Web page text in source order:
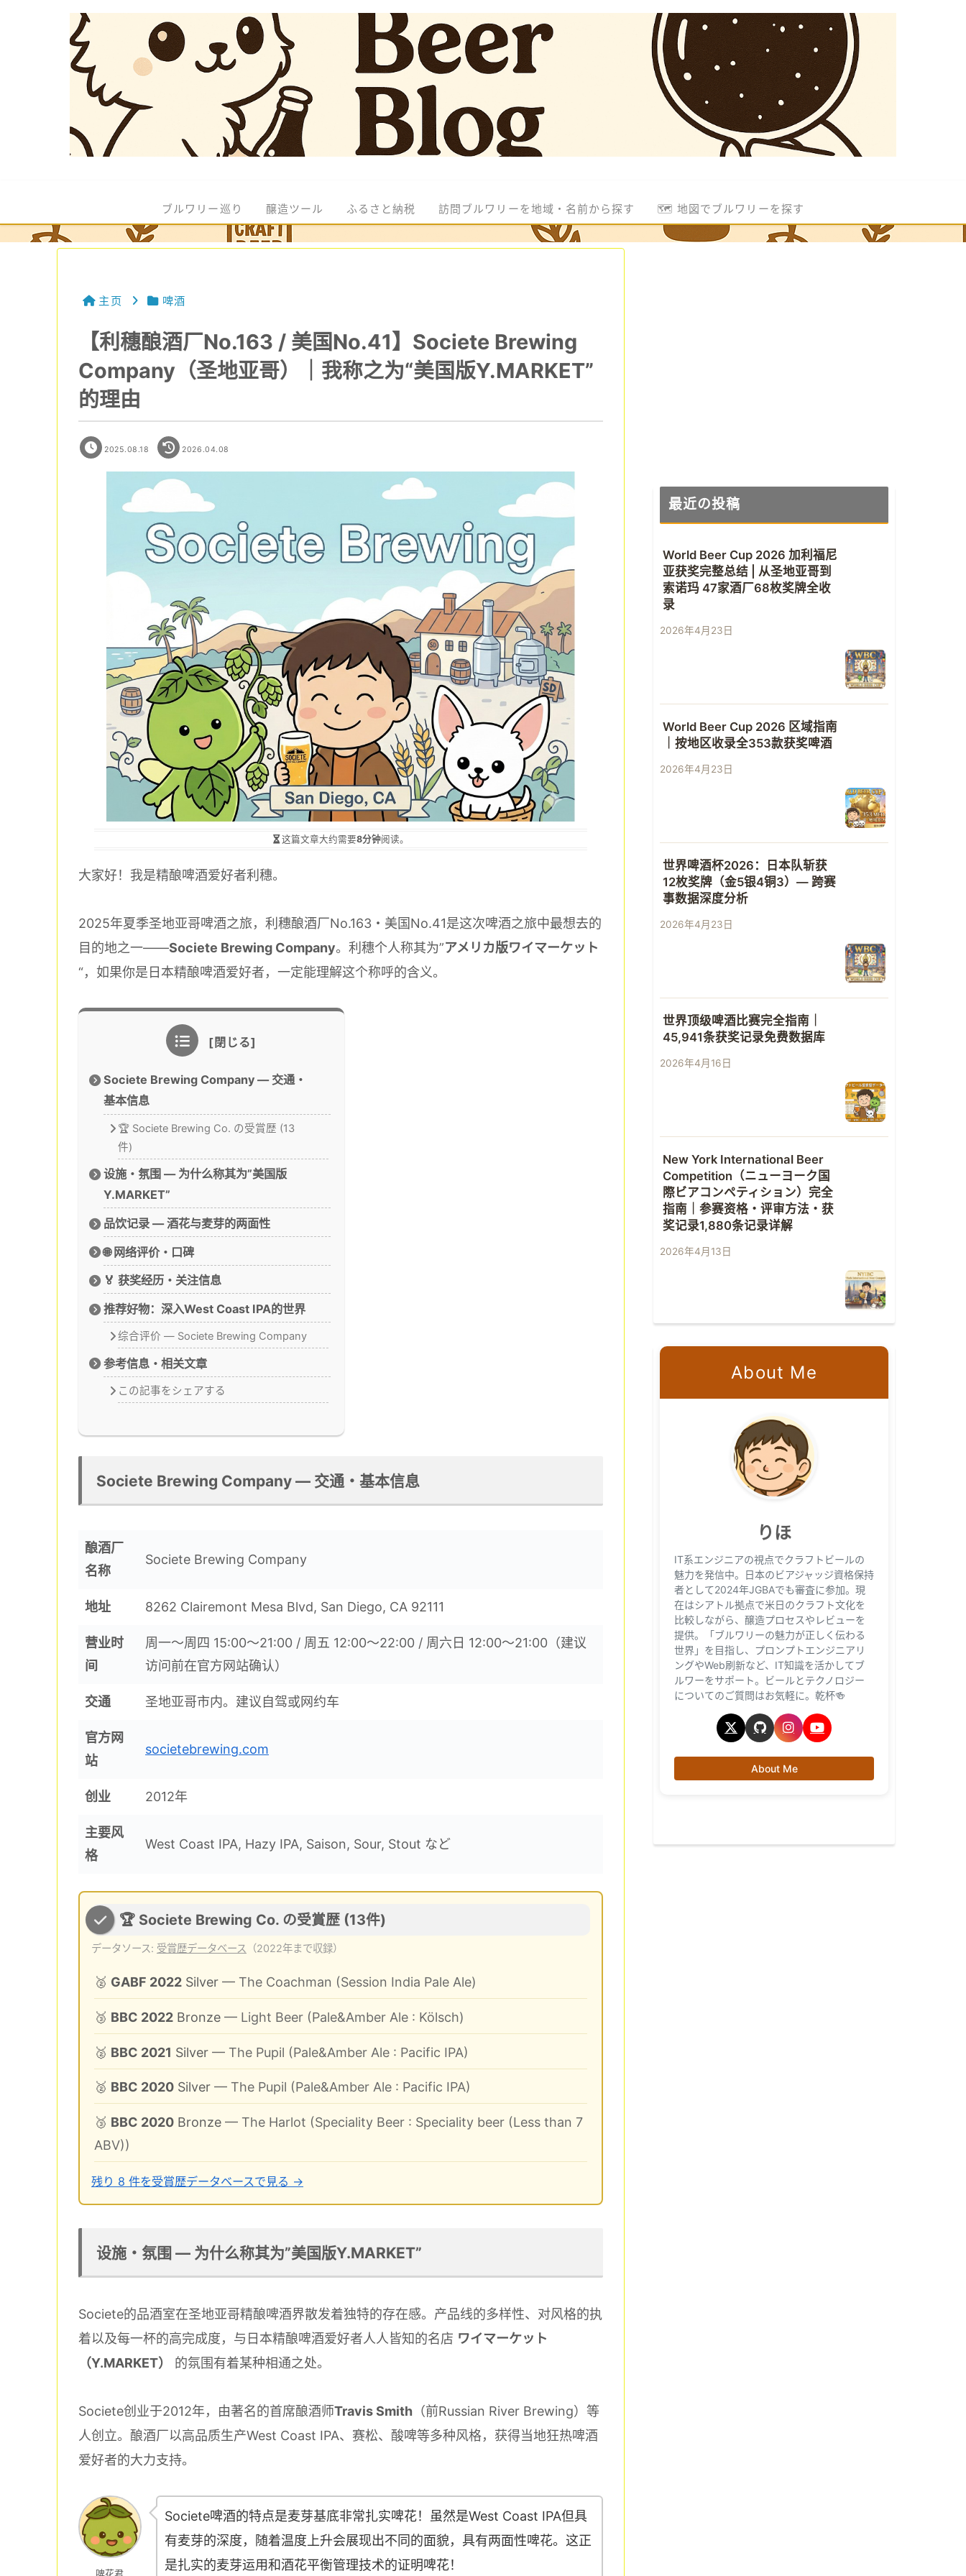
ブルワリー巡り 醸造ツール ふるさと納税 訪問ブルワリーを地域・名前から探す 🗺️ 地図でブルワリーを探す
主页 啤酒
【利穗酿酒厂No.163 / 美国No.41】Societe Brewing
Company（圣地亚哥）｜我称之为“美国版Y.MARKET”
的理由
2025.08.18 2026.04.08
这篇文章大约需要8分钟阅读。
大家好！我是精酿啤酒爱好者利穗。
2025年夏季圣地亚哥啤酒之旅，利穗酿酒厂No.163・美国No.41是这次啤酒之旅中最想去的
目的地之一——Societe Brewing Company。利穗个人称其为”アメリカ版ワイマーケット
“，如果你是日本精酿啤酒爱好者，一定能理解这个称呼的含义。
Societe Brewing Company ― 交通・
基本信息
🏆 Societe Brewing Co. の受賞歴 (13
件)
设施・氛围 ― 为什么称其为”美国版
Y.MARKET”
品饮记录 ― 酒花与麦芽的两面性
🌐 网络评价・口碑
🏅 获奖经历・关注信息
推荐好物：深入West Coast IPA的世界
综合评价 ― Societe Brewing Company
参考信息・相关文章
この記事をシェアする
Societe Brewing Company ― 交通・基本信息
酿酒厂
名称
Societe Brewing Company
地址 8262 Clairemont Mesa Blvd, San Diego, CA 92111
营业时
间
周一〜周四 15:00〜21:00 / 周五 12:00〜22:00 / 周六日 12:00〜21:00（建议
访问前在官方网站确认）
交通 圣地亚哥市内。建议自驾或网约车
官方网
站
societebrewing.com
创业 2012年
主要风
格
West Coast IPA, Hazy IPA, Saison, Sour, Stout など
🏆 Societe Brewing Co. の受賞歴 (13件)
データソース: 受賞歴データベース （2022年まで収録）
🥈 GABF 2022Silver — The Coachman (Session India Pale Ale)
🥉 BBC 2022Bronze — Light Beer (Pale&Amber Ale : Kölsch)
🥈 BBC 2021 Silver — The Pupil (Pale&Amber Ale : Pacific IPA)
🥈 BBC 2020Silver — The Pupil (Pale&Amber Ale : Pacific IPA)
🥉 BBC 2020Bronze — The Harlot (Speciality Beer : Speciality beer (Less than 7
ABV))
残り 8 件を受賞歴データベースで見る →
设施・氛围 ― 为什么称其为”美国版Y.MARKET”
Societe的品酒室在圣地亚哥精酿啤酒界散发着独特的存在感。产品线的多样性、对风格的执
着以及每一杯的高完成度，与日本精酿啤酒爱好者人人皆知的名店 ワイマーケット
（Y.MARKET）
的氛围有着某种相通之处。
Societe创业于2012年，由著名的首席酿酒师Travis Smith （前Russian River Brewing）等
人创立。酿酒厂以高品质生产West Coast IPA、赛松、酸啤等多种风格，获得当地狂热啤酒
爱好者的大力支持。
啤花君
Societe啤酒的特点是麦芽基底非常扎实啤花！虽然是West Coast IPA但具
有麦芽的深度，随着温度上升会展现出不同的面貌，具有两面性啤花。这正
是扎实的麦芽运用和酒花平衡管理技术的证明啤花！
最近の投稿
World Beer Cup 2026 加利福尼
亚获奖完整总结 | 从圣地亚哥到
索诺玛 47家酒厂68枚奖牌全收
录
2026年4月23日
World Beer Cup 2026 区域指南
｜按地区收录全353款获奖啤酒
2026年4月23日
世界啤酒杯2026：日本队斩获
12枚奖牌（金5银4铜3）— 跨赛
事数据深度分析
2026年4月23日
世界顶级啤酒比赛完全指南｜
45,941条获奖记录免费数据库
2026年4月16日
New York International Beer
Competition（ニューヨーク国
際ビアコンペティション）完全
指南｜参赛资格・评审方法・获
奖记录1,880条记录详解
2026年4月13日
About Me
りほ
IT系エンジニアの視点でクラフトビールの
魅力を発信中。日本のビアジャッジ資格保持
者として2024年JGBAでも審査に参加。現
在はシアトル拠点で米日のクラフト文化を
比較しながら、醸造プロセスやレビューを
提供。「ブルワリーの魅力が正しく伝わる
世界」を目指し、プロンプトエンジニアリ
ングやWeb刷新など、IT知識を活かしてブ
ルワーをサポート。ビールとテクノロジー
についてのご質問はお気軽に。乾杯🍻
About Me